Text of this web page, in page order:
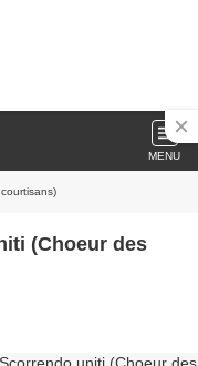
MENU
(Choeur des